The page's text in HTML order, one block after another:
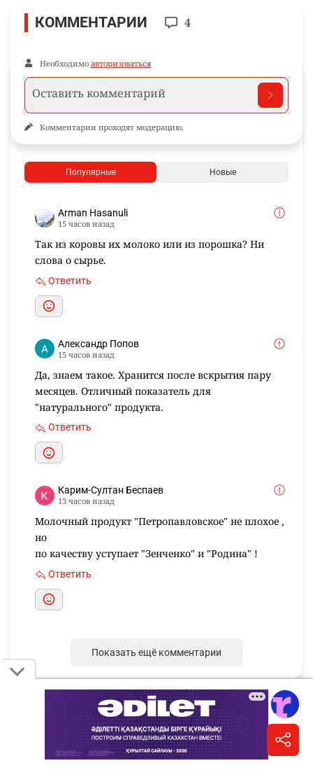
КОММЕНТАРИИ 4
Необходимо авторизоваться
Комментарии проходят модерацию.
Популярные Новые
Arman Hasanuli
15 часов назад
Так из коровы их молоко или из порошка? Ни
слова о сырье.
Ответить
Александр Попов
15 часов назад
Да, знаем такое. Хранится после вскрытия пару
месяцев. Отличный показатель для
"натурального" продукта.
Ответить
Карим-Султан Беспаев
13 часов назад
Молочный продукт "Петропавловское" не плохое ,
но
по качеству уступает "Зенченко" и "Родина" !
Ответить
Показать ещё комментарии